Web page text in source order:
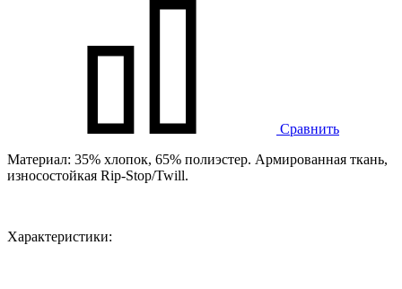
Сравнить
Материал: 35% хлопок, 65% полиэстер. Армированная ткань,
износостойкая Rip-Stop/Twill.
Характеристики: